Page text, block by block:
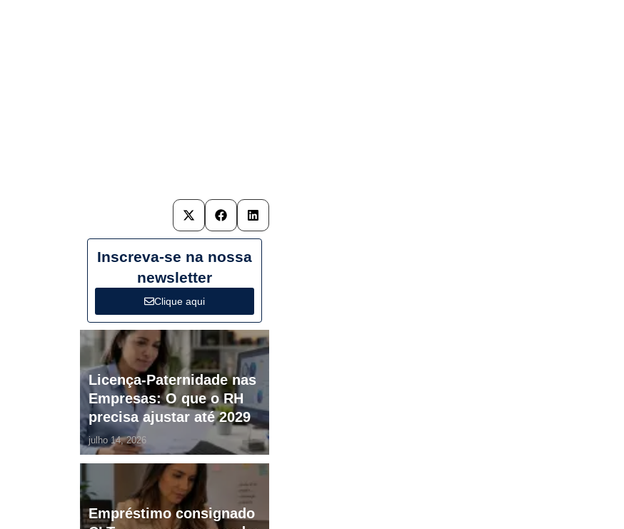
Inscreva-se na nossa
newsletter
Clique aqui
Licença-Paternidade nas
Empresas: O que o RH
precisa ajustar até 2029
julho 14, 2026
Empréstimo consignado